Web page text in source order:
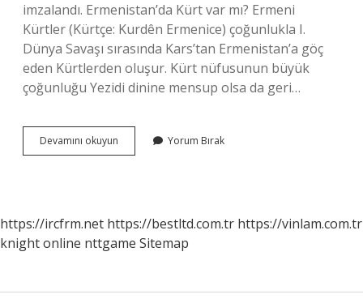
imzalandı. Ermenistan’da Kürt var mı? Ermeni
Kürtler (Kürtçe: Kurdên Ermenice) çoğunlukla I.
Dünya Savaşı sırasında Kars’tan Ermenistan’a göç
eden Kürtlerden oluşur. Kürt nüfusunun büyük
çoğunluğu Yezidi dinine mensup olsa da geri…
Devamını okuyun Ermenistanda
Azeri
Yorum Bırak
https://ircfrm.net https://bestltd.com.tr https://vinlam.com.tr
knight online nttgame Sitemap